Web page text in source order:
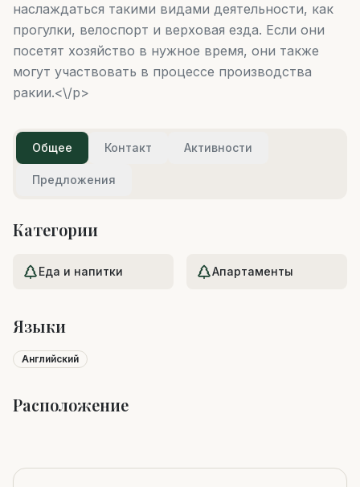
наслаждаться такими видами деятельности, как
прогулки, велоспорт и верховая езда. Если они
посетят хозяйство в нужное время, они также
могут участвовать в процессе производства
ракии.<\/p>
Общее Контакт Активности
Предложения
Категории
Еда и напитки Апартаменты
Языки
Английский
Расположение
−